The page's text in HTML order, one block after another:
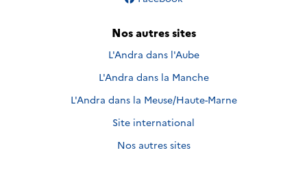
Nos autres sites
L'Andra dans l'Aube
L'Andra dans la Manche
L'Andra dans la Meuse/Haute-Marne
Site international
Nos autres sites